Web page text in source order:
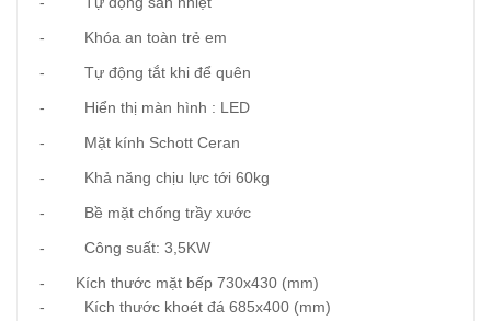
- Khóa an toàn trẻ em
- Tự động tắt khi để quên
- Hiển thị màn hình : LED
- Mặt kính Schott Ceran
- Khả năng chịu lực tới 60kg
- Bề mặt chống trầy xước
- Công suất: 3,5KW
- Kích thước mặt bếp 730x430 (mm)
- Kích thước khoét đá 685x400 (mm)